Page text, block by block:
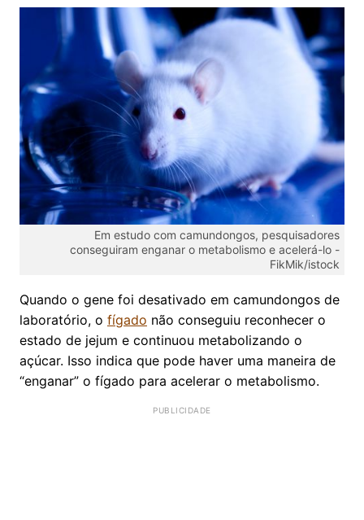
Em estudo com camundongos, pesquisadores
conseguiram enganar o metabolismo e acelerá-lo -
FikMik/istock
Quando o gene foi desativado em camundongos de
laboratório, o fígado não conseguiu reconhecer o
estado de jejum e continuou metabolizando o
açúcar. Isso indica que pode haver uma maneira de
“enganar” o fígado para acelerar o metabolismo.